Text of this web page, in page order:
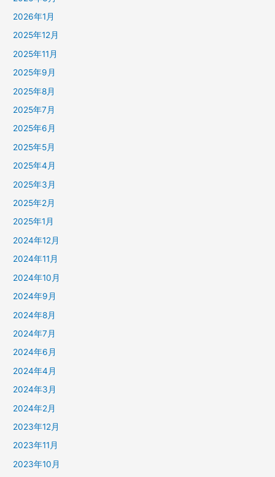
2026年1月
2025年12月
2025年11月
2025年9月
2025年8月
2025年7月
2025年6月
2025年5月
2025年4月
2025年3月
2025年2月
2025年1月
2024年12月
2024年11月
2024年10月
2024年9月
2024年8月
2024年7月
2024年6月
2024年4月
2024年3月
2024年2月
2023年12月
2023年11月
2023年10月